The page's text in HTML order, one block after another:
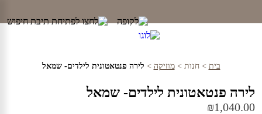
content
בית >חנות >מוזיקה > לירה פנטאטונית לילדים- שמאל
לירה פנטאטונית לילדים- שמאל
₪1,040.00